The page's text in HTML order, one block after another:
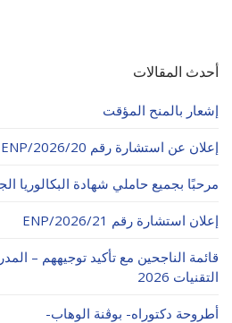
أحدث المقالات
إشعار بالمنح المؤقت
إعلان عن استشارة رقم 20/ENP/2026
مرحبًا بجميع حاملي شهادة البكالوريا الجدد
إعلان استشارة رقم 21/ENP/2026
قائمة الناجحين مع تأكيد توجيههم –
التقنيات 2026
أطروحة دكتوراه- بوڨنة الوهاب-